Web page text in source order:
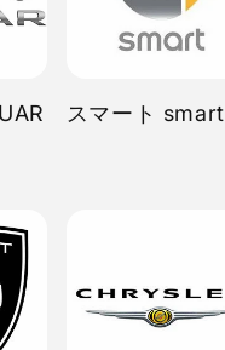
スマート smart